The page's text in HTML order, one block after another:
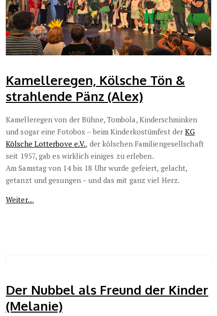
Kamelleregen, Kölsche Tön &
strahlende Pänz (Alex)
Kamelleregen von der Bühne, Tombola, Kinderschminken
und sogar eine Fotobox – beim Kinderkostümfest derKG
Kölsche Lotterbove e.V., der kölschen Familiengesellschaft
seit 1957, gab es wirklich einiges zu erleben.
Am Samstag von 14 bis 18 Uhr wurde gefeiert, gelacht,
getanzt und gesungen – und das mit ganz viel Herz.
Weiter…
Der Nubbel als Freund der Kinder
(Melanie)